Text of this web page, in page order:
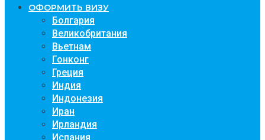
ОФОРМИТЬ ВИЗУ
Болгария
Великобритания
Вьетнам
Гонконг
Греция
Индия
Индонезия
Иран
Ирландия
Испания